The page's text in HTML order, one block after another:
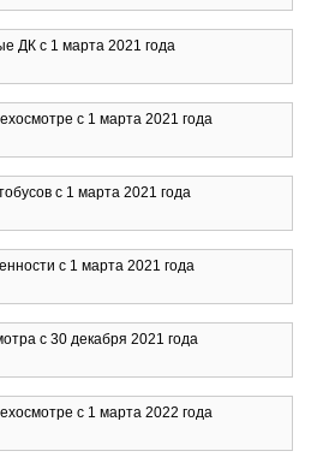
ДК с 1 марта 2021 года
с 1 марта 2021 года
с 1 марта 2021 года
с 1 марта 2021 года
с 30 декабря 2021 года
с 1 марта 2022 года